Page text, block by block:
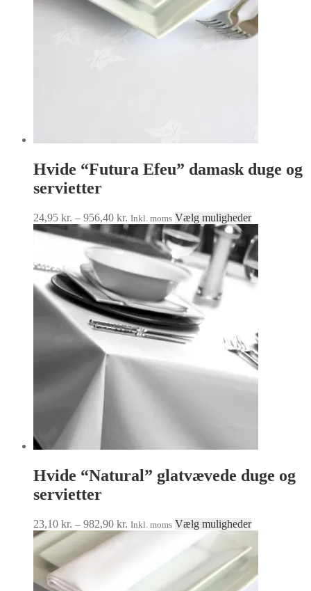
Hvide “Futura Efeu” damask duge og
servietter
24,95 kr. – 956,40 kr. Prisinterval:
24,95 kr.
til
956,40 kr.
Inkl. moms Vælg mulighederDette
har
flere
varianter.
Mulighederne
varesiden
Hvide “Natural” glatvævede duge og
servietter
23,10 kr. – 982,90 kr. Prisinterval:
23,10 kr.
Inkl. moms Vælg mulighederDette
har
varianter.